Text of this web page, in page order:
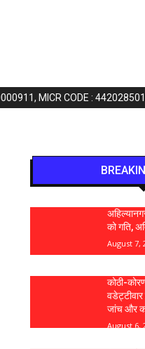
MICR CODE : 442028501
को गति,
August 7,
कोठी-
जांच और
August 6,